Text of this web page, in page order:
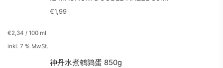
€1,99
€2,34 / 100 ml
inkl. 7 % MwSt.
神丹水煮鹌鹑蛋 850g